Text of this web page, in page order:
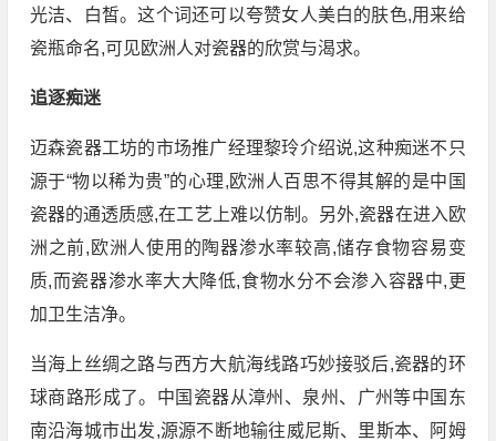
光洁、白皙。这个词还可以夸赞女人美白的肤色,用来给
瓷瓶命名,可见欧洲人对瓷器的欣赏与渴求。
追逐痴迷
迈森瓷器工坊的市场推广经理黎玲介绍说,这种痴迷不只
源于“物以稀为贵”的心理,欧洲人百思不得其解的是中国
瓷器的通透质感,在工艺上难以仿制。另外,瓷器在进入欧
洲之前,欧洲人使用的陶器渗水率较高,储存食物容易变
质,而瓷器渗水率大大降低,食物水分不会渗入容器中,更
加卫生洁净。
当海上丝绸之路与西方大航海线路巧妙接驳后,瓷器的环
球商路形成了。中国瓷器从漳州、泉州、广州等中国东
南沿海城市出发,源源不断地输往威尼斯、里斯本、阿姆